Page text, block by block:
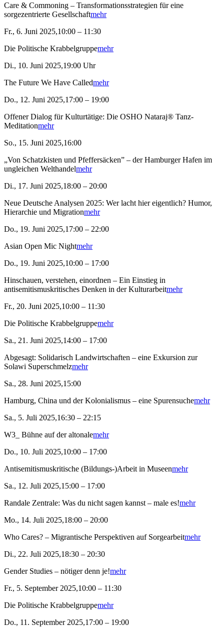
Care & Commoning – Transformationsstrategien für eine
sorgezentrierte Gesellschaftmehr
Fr., 6. Juni 2025,10:00 – 11:30
Die Politische Krabbelgruppemehr
Di., 10. Juni 2025,19:00 Uhr
The Future We Have Calledmehr
Do., 12. Juni 2025,17:00 – 19:00
Offener Dialog für Kulturtätige: Die OSHO Nataraj® Tanz-
Meditationmehr
So., 15. Juni 2025,16:00
„Von Schatzkisten und Pfeffersäcken” – der Hamburger Hafen im
ungleichen Welthandelmehr
Di., 17. Juni 2025,18:00 – 20:00
Neue Deutsche Analysen 2025: Wer lacht hier eigentlich? Humor,
Hierarchie und Migrationmehr
Do., 19. Juni 2025,17:00 – 22:00
Asian Open Mic Nightmehr
Do., 19. Juni 2025,10:00 – 17:00
Hinschauen, verstehen, einordnen – Ein Einstieg in
antisemitismuskritisches Denken in der Kulturarbeitmehr
Fr., 20. Juni 2025,10:00 – 11:30
Die Politische Krabbelgruppemehr
Sa., 21. Juni 2025,14:00 – 17:00
Abgesagt: Solidarisch Landwirtschaften – eine Exkursion zur
Solawi Superschmelzmehr
Sa., 28. Juni 2025,15:00
Hamburg, China und der Kolonialismus – eine Spurensuchemehr
Sa., 5. Juli 2025,16:30 – 22:15
W3_ Bühne auf der altonalemehr
Do., 10. Juli 2025,10:00 – 17:00
Antisemitismuskritische (Bildungs-)Arbeit in Museenmehr
Sa., 12. Juli 2025,15:00 – 17:00
Randale Zentrale: Was du nicht sagen kannst – male es!mehr
Mo., 14. Juli 2025,18:00 – 20:00
Who Cares? – Migrantische Perspektiven auf Sorgearbeitmehr
Di., 22. Juli 2025,18:30 – 20:30
Gender Studies – nötiger denn je!mehr
Fr., 5. September 2025,10:00 – 11:30
Die Politische Krabbelgruppemehr
Do., 11. September 2025,17:00 – 19:00